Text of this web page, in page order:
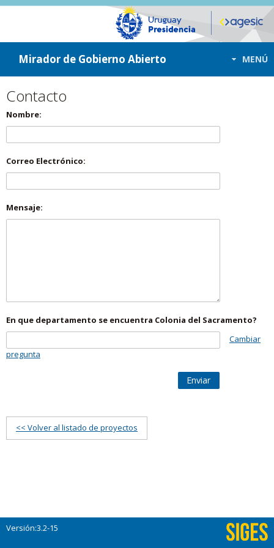
ir a contenido
ir al menú
Mirador de Gobierno Abierto MENÚ
Contacto
Nombre:
Correo Electrónico:
Mensaje:
En que departamento se encuentra Colonia del Sacramento?
Cambiar
pregunta
Enviar
<< Volver al listado de proyectos
Versión:3.2-15